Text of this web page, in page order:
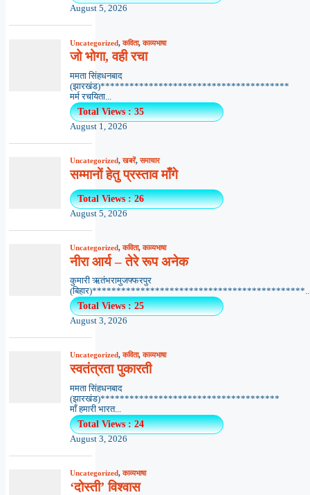
August 5, 2026
Uncategorized,कविता,काव्यभाषा
जो भोगा, वही रचा
ममता सिंहधनबाद
(झारखंड)***************************************
मर्म रचयिता...
Total Views : 35
August 1, 2026
Uncategorized,खबरें,समाचार
सम्मानों हेतु प्रस्ताव माँगे
Total Views : 26
August 5, 2026
Uncategorized,कविता,काव्यभाषा
नीरा आर्य – तेरे रूप अनेक
कुमारी ऋतंभरामुजफ्फरपुर
Total Views : 25
August 3, 2026
Uncategorized,कविता,काव्यभाषा
स्वतंत्रता पुकारती
ममता सिंहधनबाद
(झारखंड)*************************************
माँ हमारी भारत...
Total Views : 24
August 3, 2026
Uncategorized,काव्यभाषा
‘दोस्ती’ विश्वास